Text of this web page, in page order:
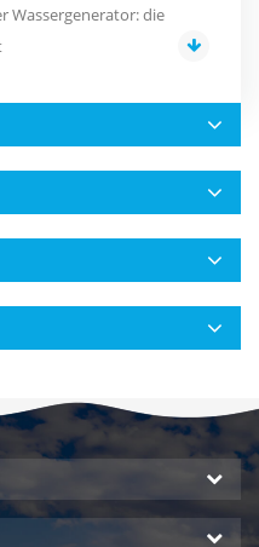
Wassergenerator: die